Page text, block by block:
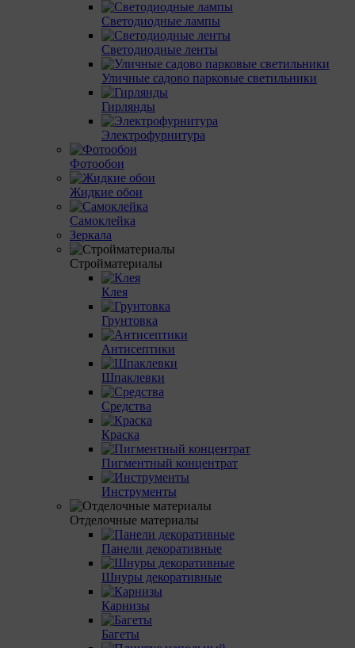
Светодиодные лампы
Светодиодные ленты
Уличные садово парковые светильники
Гирлянды
Электрофурнитура
Фотообои
Жидкие обои
Самоклейка
Зеркала
Стройматериалы
Клея
Грунтовка
Антисептики
Шпаклевки
Средства
Краска
Пигментный концентрат
Инструменты
Отделочные материалы
Панели декоративные
Шнуры декоративные
Карнизы
Багеты